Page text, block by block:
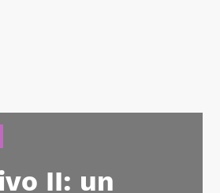
II: un